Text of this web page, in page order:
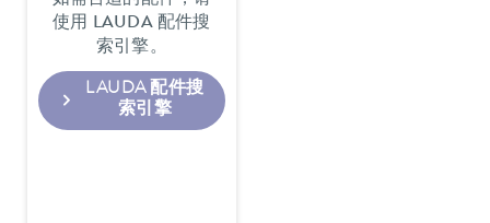
使用 LAUDA 配件搜
索引擎。
LAUDA 配件搜
索引擎